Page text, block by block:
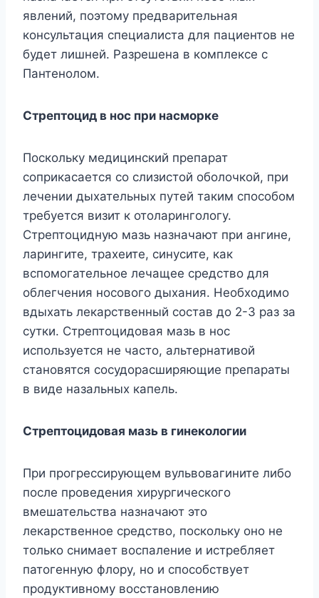
явлений, поэтому предварительная
консультация специалиста для пациентов не
будет лишней. Разрешена в комплексе с
Пантенолом.
Стрептоцид в нос при насморке
Поскольку медицинский препарат
соприкасается со слизистой оболочкой, при
лечении дыхательных путей таким способом
требуется визит к отоларингологу.
Стрептоцидную мазь назначают при ангине,
ларингите, трахеите, синусите, как
вспомогательное лечащее средство для
облегчения носового дыхания. Необходимо
вдыхать лекарственный состав до 2-3 раз за
сутки. Стрептоцидовая мазь в нос
используется не часто, альтернативой
становятся сосудорасширяющие препараты
в виде назальных капель.
Стрептоцидовая мазь в гинекологии
При прогрессирующем вульвовагините либо
после проведения хирургического
вмешательства назначают это
лекарственное средство, поскольку оно не
только снимает воспаление и истребляет
патогенную флору, но и способствует
продуктивному восстановлению